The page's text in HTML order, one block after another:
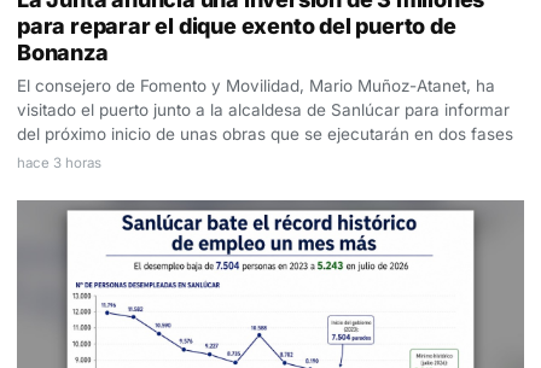
para reparar el dique exento del puerto de
Bonanza
El consejero de Fomento y Movilidad, Mario Muñoz-Atanet, ha
visitado el puerto junto a la alcaldesa de Sanlúcar para informar
del próximo inicio de unas obras que se ejecutarán en dos fases
hace 3 horas